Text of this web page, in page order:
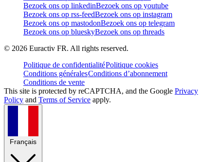
Bezoek ons op linkedinBezoek ons op youtube
Bezoek ons op rss-feedBezoek ons op instagram
Bezoek ons op mastodonBezoek ons op telegram
Bezoek ons op blueskyBezoek ons op threads
© 2026 Euractiv FR. All rights reserved.
Politique de confidentialitéPolitique cookies
Conditions généralesConditions d’abonnement
Conditions de vente
This site is protected by reCAPTCHA, and the Google Privacy
Policy and Terms of Service apply.
Français